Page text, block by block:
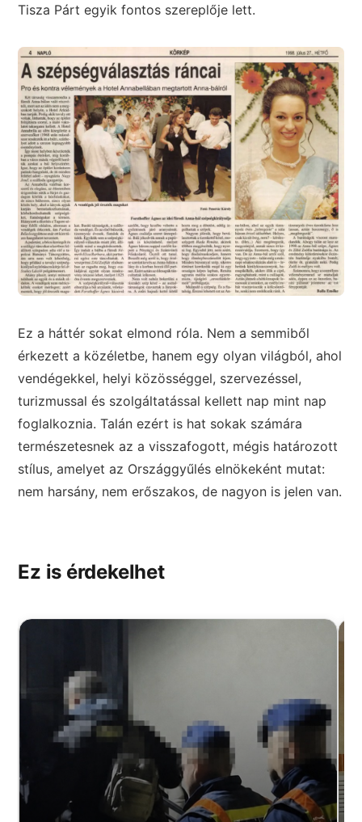
Tisza Párt egyik fontos szereplője lett.
Ez a háttér sokat elmond róla. Nem a semmiből
érkezett a közéletbe, hanem egy olyan világból, ahol
vendégekkel, helyi közösséggel, szervezéssel,
turizmussal és szolgáltatással kellett nap mint nap
foglalkoznia. Talán ezért is hat sokak számára
természetesnek az a visszafogott, mégis határozott
stílus, amelyet az Országgyűlés elnökeként mutat:
nem harsány, nem erőszakos, de nagyon is jelen van.
Ez is érdekelhet